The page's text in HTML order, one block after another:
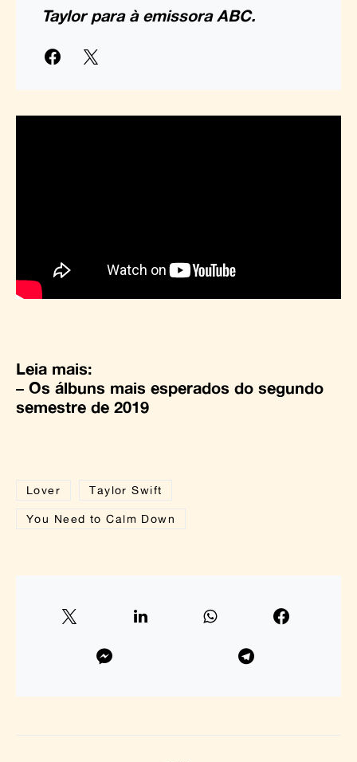
Taylor para à emissora ABC.
Leia mais:
– Os álbuns mais esperados do segundo
semestre de 2019
Lover Taylor Swift
You Need to Calm Down